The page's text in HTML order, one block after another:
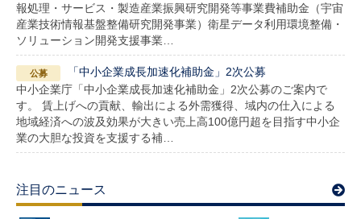
報処理・サービス・製造産業振興研究開発等事業費補助金（宇宙
産業技術情報基盤整備研究開発事業）衛星データ利用環境整備・
ソリューション開発支援事業…
「中小企業成長加速化補助金」2次公募
中小企業庁「中小企業成長加速化補助金」2次公募のご案内で
す。 賃上げへの貢献、輸出による外需獲得、域内の仕入による
地域経済への波及効果が大きい売上高100億円超を目指す中小企
業の大胆な投資を支援する補…
注目のニュース